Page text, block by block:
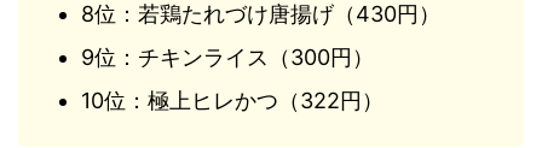
8位：若鶏たれづけ唐揚げ（430円）
9位：チキンライス（300円）
10位：極上ヒレかつ（322円）